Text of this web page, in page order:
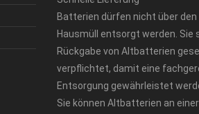
Batterien dürfen nicht über den
Hausmüll entsorgt werden. Sie
Rückgabe von Altbatterien
verpflichtet, damit eine
Entsorgung gewährleistet
Sie können Altbatterien an einer